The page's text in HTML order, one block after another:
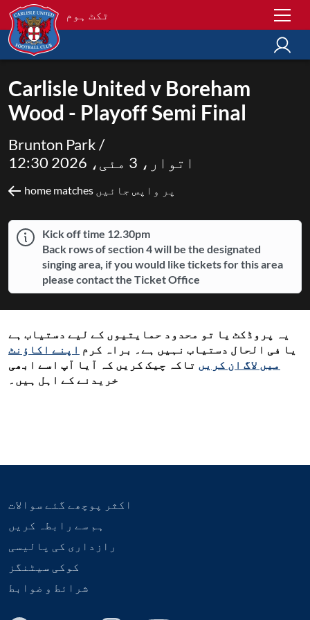
ٹکٹ ہوم
Carlisle United v Boreham
Wood - Playoff Semi Final
Brunton Park /
اتوار، 3 مئی، 2026 12:30
home matches پر واپس جائیں
Kick off time 12.30pm
Back rows of section 4 will be the designated
singing area, if you would like tickets for this area
please contact the Ticket Office
یہ پروڈکٹ یا تو محدود حمایتیوں کے لیے دستیاب ہے
یا فی الحال دستیاب نہیں ہے۔ براہ کرم اپنے اکاؤنٹ
میں لاگ ان کریں تاکہ چیک کریں کہ آیا آپ اسے ابھی
خریدنے کے اہل ہیں۔
اکثر پوچھے گئے سوالات
ہم سے رابطہ کریں
رازداری کی پالیسی
کوکی سیٹنگز
شرائط و ضوابط